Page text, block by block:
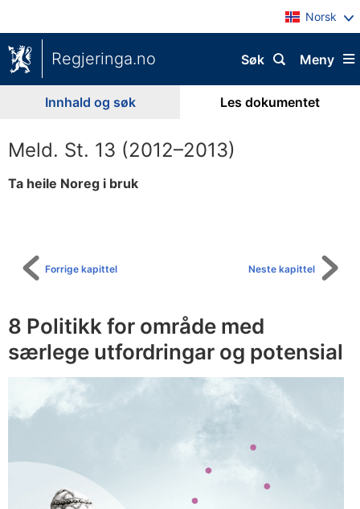
Norsk
Regjeringa.no Meny
Søk
Innhald og søk Les dokumentet
Meld. St. 13 (2012–2013)
Ta heile Noreg i bruk
Neste kapittel
Forrige kapittel
8 Politikk for område med
særlege utfordringar og potensial